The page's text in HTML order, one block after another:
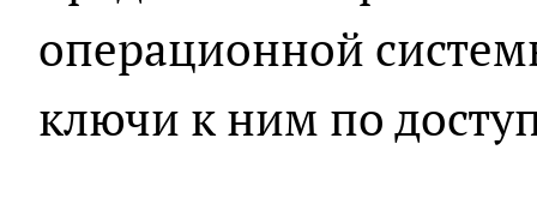
операционной
ключи к ним по